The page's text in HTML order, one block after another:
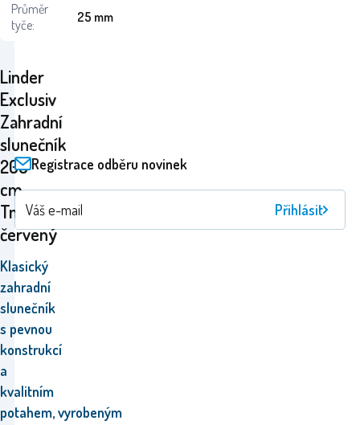
Linder
Exclusiv
Zahradní
slunečník
200
cm
Tmavě
červený
Klasický
zahradní
slunečník
s pevnou
konstrukcí
a
kvalitním
potahem,vyrobeným
Průměr
tyče:
25 mm
Registrace odběru novinek
Přihlásit